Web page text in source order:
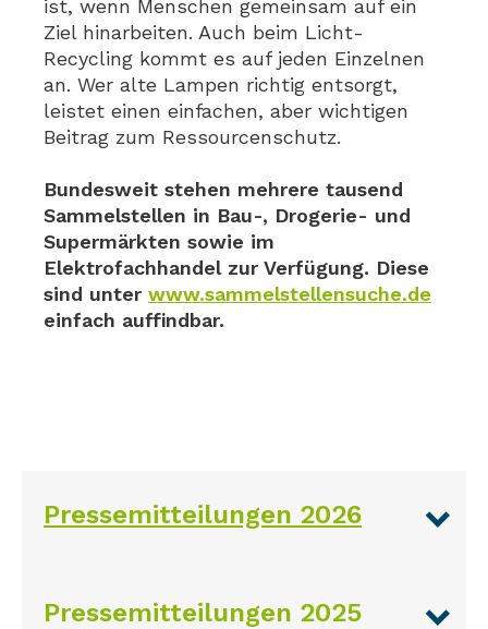
ist, wenn Menschen gemeinsam auf ein
Ziel hinarbeiten. Auch beim Licht-
Recycling kommt es auf jeden Einzelnen
an. Wer alte Lampen richtig entsorgt,
leistet einen einfachen, aber wichtigen
Beitrag zum Ressourcenschutz.
Bundesweit stehen mehrere tausend
Sammelstellen in Bau-, Drogerie- und
Supermärkten sowie im
Elektrofachhandel zur Verfügung. Diese
sind unter www.sammelstellensuche.de
einfach auffindbar.
Pressemitteilungen 2026
Pressemitteilungen 2025